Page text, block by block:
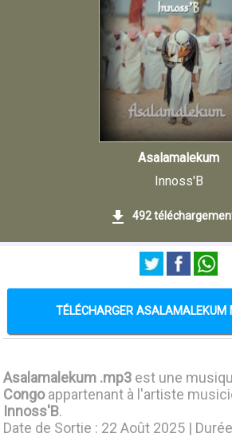
Asalamalekum
Innoss'B
492
TÉLÉCHARGER
Asalamalekum .mp3 est une
Congoappartenant à l'artiste
Innoss'B.
Date de Sortie : 22 Août 2025 |